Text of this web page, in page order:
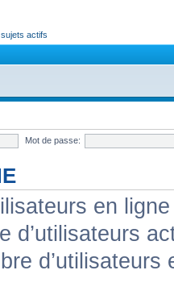
actifs
Mot de passe:
en
d’utilisateurs